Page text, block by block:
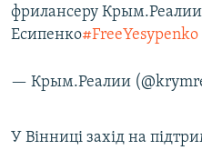
фрилансеру Крым.Реалии
Есипенко#FreeYesypenko
— Крым.Реалии
У Вінниці захід на